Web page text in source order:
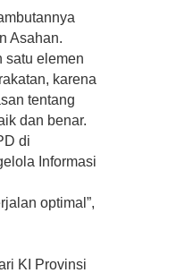
Asahan.
satu elemen
karena
tentang
dan benar.
di
Informasi
optimal”,
KI Provinsi